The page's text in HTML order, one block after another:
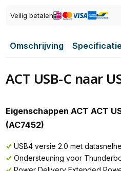
Veilig betalen
Omschrijving
ACT USB-C naar
Eigenschappen ACT ACT
(AC7452)
USB4 versie 2.0 met
Ondersteuning voor